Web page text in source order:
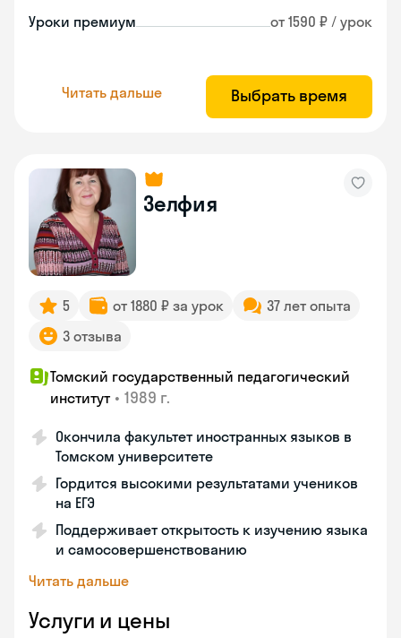
Уроки премиум от 1590 ₽ / урок
Читать дальше Выбрать время
Зелфия
5 от 1880 ₽ за урок
37 лет опыта
3 отзыва
Томский государственный педагогический
институт • 1989 г.
Окончила факультет иностранных языков в
Томском университете
Гордится высокими результатами учеников
на ЕГЭ
Поддерживает открытость к изучению языка
и самосовершенствованию
Читать дальше
Услуги и цены